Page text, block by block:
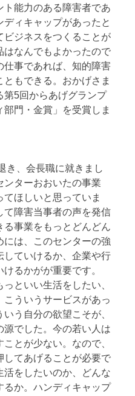
ト能力のある障害者であ
ィキャップがあったと
ビジネスをつくることが
はなんでもよかったので
仕事であれば、知的障害
もできる。おかげさま
第5回からあげグランプ
門・金賞」を受賞しま
き、会長職に就きまし
ンターおおいたの事業
ほしいと思っていま
て障害当事者の声を発信
る事業をもっとどんどん
は、このセンターの強
していけるか、企業や行
るかがが重要です。
といい生活をしたい、
ういうサービスがあっ
う自分の欲望こそが、
でした。今の若い人は
とが少ない。なので、
してあげることが必要で
をしたいのか、どんな
るか。ハンディキャップ